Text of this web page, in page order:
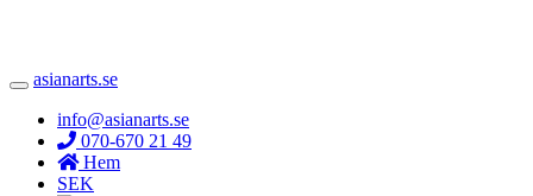
Toggle
Navigation
asianarts.se
info@asianarts.se
070-670 21 49
Hem
SEK